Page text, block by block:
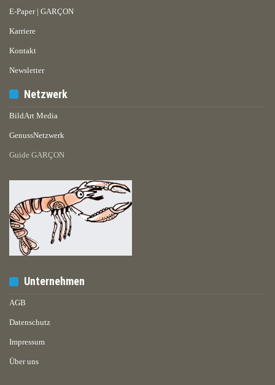
E-Paper | GARÇON
Karriere
Kontakt
Newsletter
Netzwerk
BildArt Media
GenussNetzwerk
Guide GARÇON
Unternehmen
AGB
Datenschutz
Impressum
Über uns